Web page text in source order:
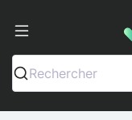
Rechercher